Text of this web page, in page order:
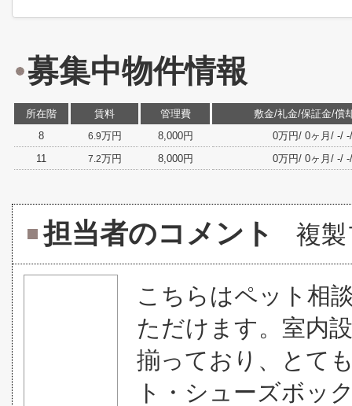
募集中物件情報
所在階 賃料 管理費
敷金/礼金/保証金/償
8
6.9万円 8,000円
0万円/ 0ヶ月/ -/
11
7.2万円 8,000円 0万円/ 0ヶ月/ -/
担当者のコメント 複
こちらはペット相
ただけます。室内
揃っており、とて
ト・シューズボッ